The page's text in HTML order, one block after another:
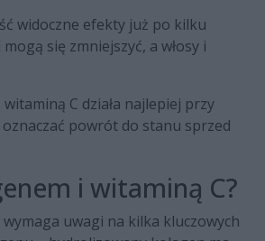
widoczne efekty już po kilku
się zmniejszyć, a włosy i
C działa najlepiej przy
powrót do stanu sprzed
i witaminą C?
uwagi na kilka kluczowych